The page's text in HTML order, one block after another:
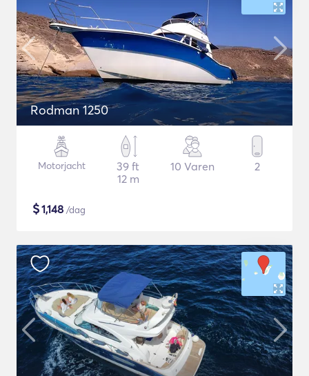
Rodman 1250
Motorjacht
39 ft
12 m
10 Varen 2
$1,148 /dag